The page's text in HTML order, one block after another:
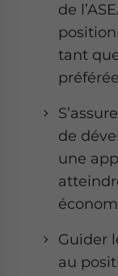
de
tant
préférée
de
une
Guider
au